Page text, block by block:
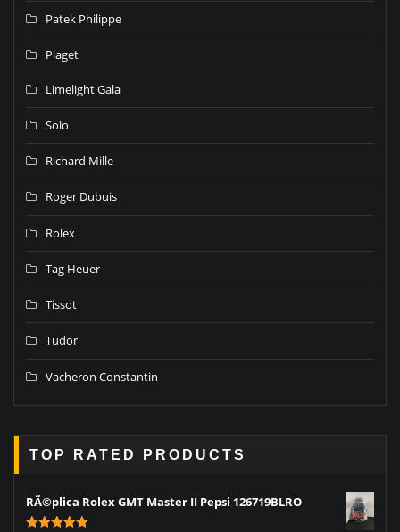
Patek Philippe
Piaget
Limelight Gala
Solo
Richard Mille
Roger Dubuis
Rolex
Tag Heuer
Tissot
Tudor
Vacheron Constantin
TOP RATED PRODUCTS
RÃ©plica Rolex GMT Master II Pepsi 126719BLRO